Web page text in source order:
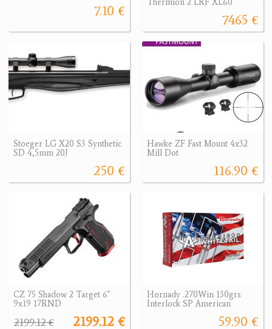
7.10 €
7465 €
Stoeger LG X20 S3 Synthetic
SD 4,5mm 20J
250 €
Hawke ZF Fast Mount 4x32
Mill Dot
116.90 €
CZ 75 Shadow 2 Target 6"
9x19 17RND
2199.12 €
2199.12 €
Hornady .270Win 130grs
Interlock SP American
59.90 €